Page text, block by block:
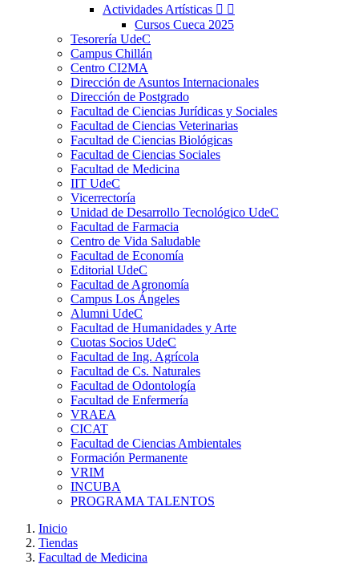
Actividades Artísticas  
Cursos Cueca 2025
Tesorería UdeC
Campus Chillán
Centro CI2MA
Dirección de Asuntos Internacionales
Dirección de Postgrado
Facultad de Ciencias Jurídicas y Sociales
Facultad de Ciencias Veterinarias
Facultad de Ciencias Biológicas
Facultad de Ciencias Sociales
Facultad de Medicina
IIT UdeC
Vicerrectoría
Unidad de Desarrollo Tecnológico UdeC
Facultad de Farmacia
Centro de Vida Saludable
Facultad de Economía
Editorial UdeC
Facultad de Agronomía
Campus Los Ángeles
Alumni UdeC
Facultad de Humanidades y Arte
Cuotas Socios UdeC
Facultad de Ing. Agrícola
Facultad de Cs. Naturales
Facultad de Odontología
Facultad de Enfermería
VRAEA
CICAT
Facultad de Ciencias Ambientales
Formación Permanente
VRIM
INCUBA
PROGRAMA TALENTOS
Inicio
Tiendas
Facultad de Medicina